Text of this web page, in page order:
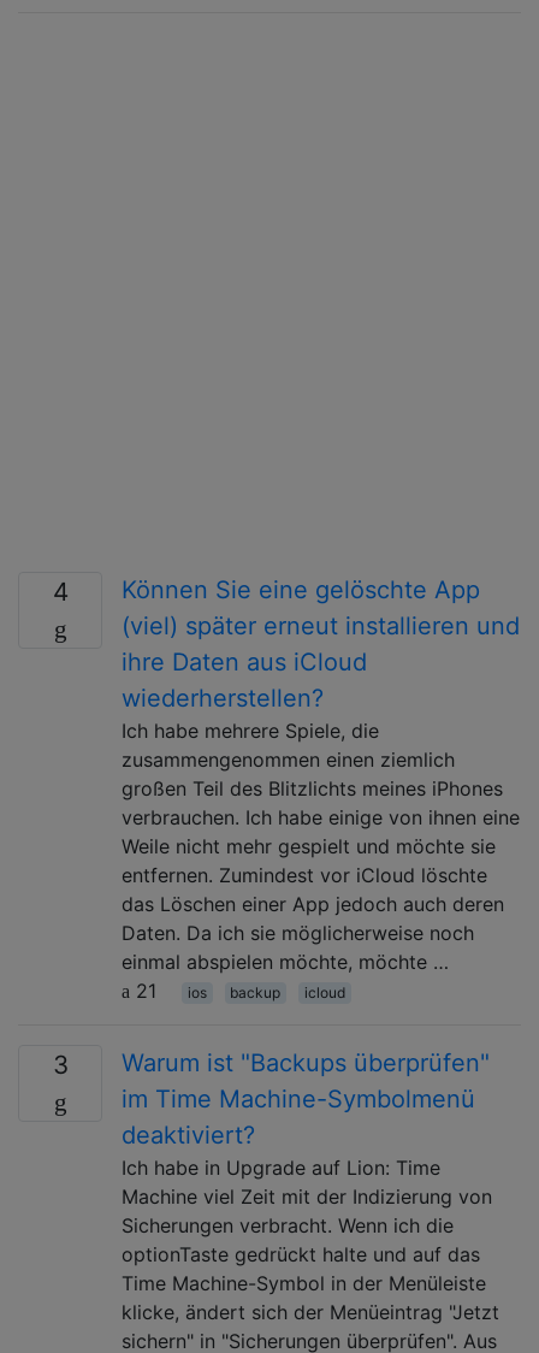
4
Können Sie eine gelöschte App
(viel) später erneut installieren und
ihre Daten aus iCloud
wiederherstellen?
Ich habe mehrere Spiele, die
zusammengenommen einen ziemlich
großen Teil des Blitzlichts meines iPhones
verbrauchen. Ich habe einige von ihnen eine
Weile nicht mehr gespielt und möchte sie
entfernen. Zumindest vor iCloud löschte
das Löschen einer App jedoch auch deren
Daten. Da ich sie möglicherweise noch
einmal abspielen möchte, möchte …
21
ios backup icloud
3
Warum ist "Backups überprüfen"
im Time Machine-Symbolmenü
deaktiviert?
Ich habe in Upgrade auf Lion: Time
Machine viel Zeit mit der Indizierung von
Sicherungen verbracht. Wenn ich die
optionTaste gedrückt halte und auf das
Time Machine-Symbol in der Menüleiste
klicke, ändert sich der Menüeintrag "Jetzt
sichern" in "Sicherungen überprüfen". Aus